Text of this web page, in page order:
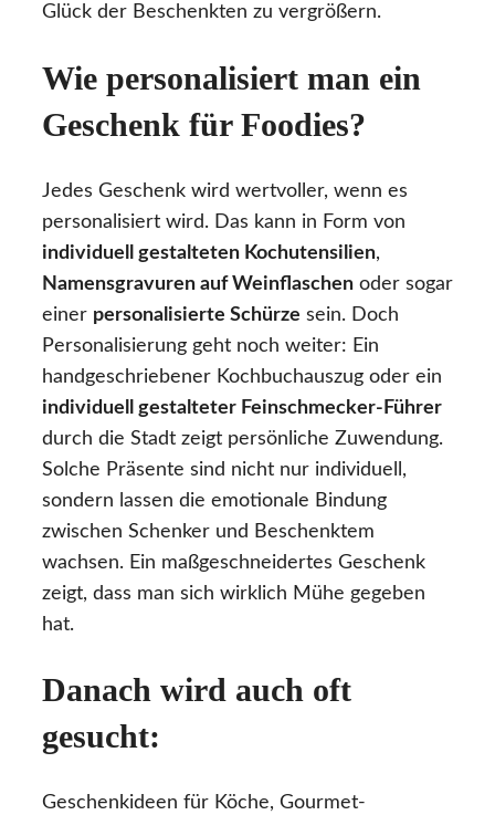
Glück der Beschenkten zu vergrößern.
Wie personalisiert man ein
Geschenk für Foodies?
Jedes Geschenk wird wertvoller, wenn es
personalisiert wird. Das kann in Form von
individuell gestalteten Kochutensilien,
Namensgravuren auf Weinflaschen oder sogar
einer personalisierte Schürze sein. Doch
Personalisierung geht noch weiter: Ein
handgeschriebener Kochbuchauszug oder ein
individuell gestalteter Feinschmecker-Führer
durch die Stadt zeigt persönliche Zuwendung.
Solche Präsente sind nicht nur individuell,
sondern lassen die emotionale Bindung
zwischen Schenker und Beschenktem
wachsen. Ein maßgeschneidertes Geschenk
zeigt, dass man sich wirklich Mühe gegeben
hat.
Danach wird auch oft
gesucht:
Geschenkideen für Köche, Gourmet-